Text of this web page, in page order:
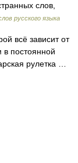
слов,
русского языка
всё зависит от
постоянной
рулетка …